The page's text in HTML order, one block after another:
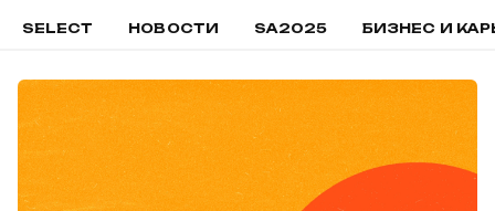
SELECT НОВОСТИ SA2025 БИЗНЕС И